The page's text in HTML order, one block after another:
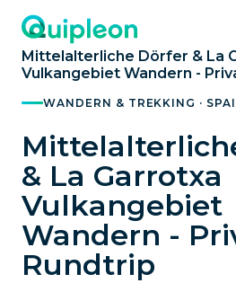
Mittelalterliche Dörfer & La
Vulkangebiet Wandern -
WANDERN & TREKKING ·
& La Garrotxa
Vulkangebiet
Wandern -
Rundtrip